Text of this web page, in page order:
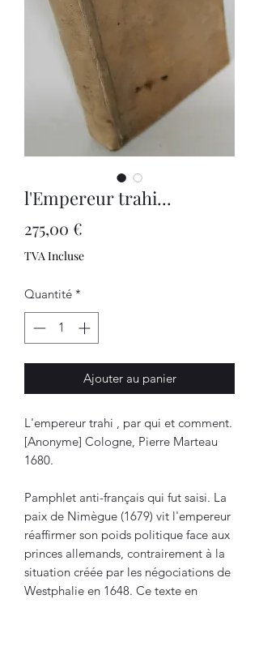
l'Empereur trahi...
275,00 €
TVA Incluse
Quantité *
Ajouter au panier
L'empereur trahi , par qui et comment.
[Anonyme] Cologne, Pierre Marteau
1680.
Pamphlet anti-français qui fut saisi. La
paix de Nimègue (1679) vit l'empereur
réaffirmer son poids politique face aux
princes allemands, contrairement à la
situation créée par les négociations de
Westphalie en 1648. Ce texte en